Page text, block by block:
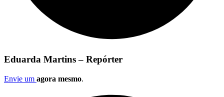
Eduarda Martins – Repórter
Envie um agora mesmo.